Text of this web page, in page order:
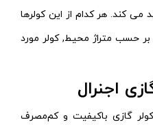
می کند. هر کدام از این کولرها
حسب متراژ محیط, کولر مورد
اجنرال
گازی باکیفیت و کم‌مصرف